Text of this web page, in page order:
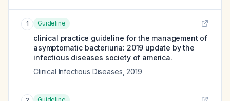
1 Guideline
clinical practice guideline for the management of
asymptomatic bacteriuria: 2019 update by the
infectious diseases society of america.
Clinical Infectious Diseases 2019